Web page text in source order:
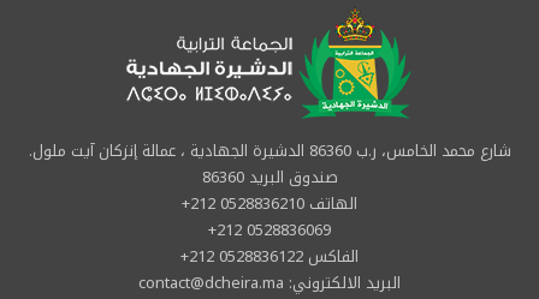
شارع محمد الخامس، ر.ب 86360 الدشيرة الجهادية ، عمالة إنزكان آيت ملول.
صندوق البريد 86360
الهاتف 0528836210 212+
0528836069 212+
الفاكس 0528836122 212+
البريد الالكتروني: contact@dcheira.ma